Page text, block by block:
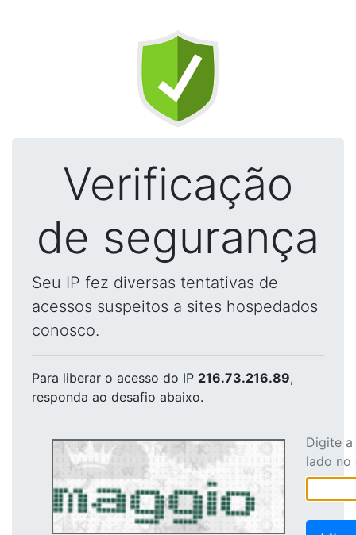
Verificação
de segurança
Seu IP fez diversas tentativas de
acessos suspeitos a sites hospedados
conosco.
Para liberar o acesso do IP 216.73.216.89,
responda ao desafio abaixo.
Digite
lado no